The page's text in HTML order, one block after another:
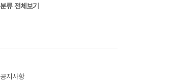
분류 전체보기
공지사항